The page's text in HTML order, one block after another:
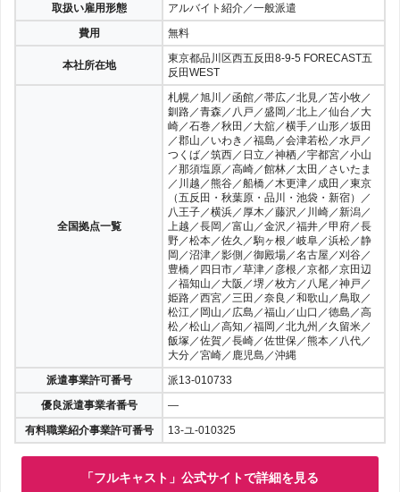
取扱い雇用形態
アルバイト紹介／一般派遣
費用
無料
本社所在地
東京都品川区西五反田8-9-5 FORECAST五
反田WEST
全国拠点一覧
札幌／旭川／函館／帯広／北見／苫小牧／
釧路／青森／八戸／盛岡／北上／仙台／大
崎／石巻／秋田／大舘／横手／山形／坂田
／郡山／いわき／福島／会津若松／水戸／
つくば／筑西／日立／神栖／宇都宮／小山
／那須塩原／高崎／館林／太田／さいたま
／川越／熊谷／船橋／木更津／成田／東京
（五反田・秋葉原・品川・池袋・新宿）／
八王子／横浜／厚木／藤沢／川崎／新潟／
上越／長岡／富山／金沢／福井／甲府／長
野／松本／佐久／駒ヶ根／岐阜／浜松／静
岡／沼津／影側／御殿場／名古屋／刈谷／
豊橋／四日市／草津／彦根／京都／京田辺
／福知山／大阪／堺／枚方／八尾／神戸／
姫路／西宮／三田／奈良／和歌山／鳥取／
松江／岡山／広島／福山／山口／徳島／高
松／松山／高知／福岡／北九州／久留米／
飯塚／佐賀／長崎／佐世保／熊本／八代／
大分／宮崎／鹿児島／沖縄
派遣事業許可番号
派13-010733
優良派遣事業者番号
—
有料職業紹介事業許可番号
13-ユ-010325
「フルキャスト」公式サイトで詳細を見る